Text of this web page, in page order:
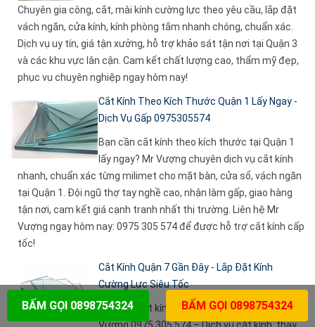
Chuyên gia công, cắt, mài kính cường lực theo yêu cầu, lắp đặt
vách ngăn, cửa kính, kính phòng tắm nhanh chóng, chuẩn xác.
Dịch vụ uy tín, giá tận xưởng, hỗ trợ khảo sát tận nơi tại Quận 3
và các khu vực lân cận. Cam kết chất lượng cao, thẩm mỹ đẹp,
phục vụ chuyên nghiệp ngay hôm nay!
Cắt Kính Theo Kích Thước Quận 1 Lấy Ngay -
Dịch Vụ Gấp 0975305574
Bạn cần cắt kính theo kích thước tại Quận 1
lấy ngay? Mr Vượng chuyên dịch vụ cắt kính
nhanh, chuẩn xác từng milimet cho mặt bàn, cửa sổ, vách ngăn
tại Quận 1. Đội ngũ thợ tay nghề cao, nhận làm gấp, giao hàng
tận nơi, cam kết giá cạnh tranh nhất thị trường. Liên hệ Mr
Vượng ngay hôm nay: 0975 305 574 để được hỗ trợ cắt kính cấp
tốc!
Cắt Kính Quận 7 Gần Đây - Lắp Đặt Kính
Cường Lực Siêu Tốc
Bạn cần cắt kính Quận 7 gần đây? Gọi ngay Mr
Vượng 0975 305 574 – Dịch vụ cắt kính, thay
BẤM GỌI 0898754324 BẤM GỌI 0898754324